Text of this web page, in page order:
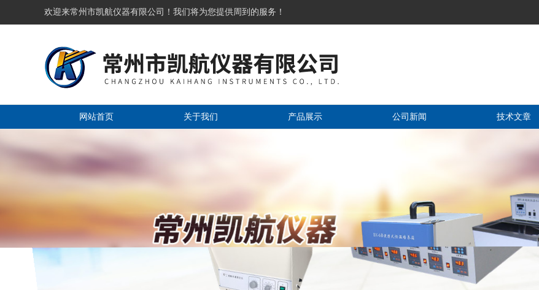
欢迎来常州市凯航仪器有限公司！我们将为您提供周到的服务！
网站首页 关于我们 产品展示 公司新闻 技术文章